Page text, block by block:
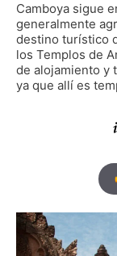
Camboya sigue
generalmente
destino turístico
los Templos de
de alojamiento y
ya que allí es